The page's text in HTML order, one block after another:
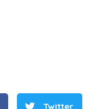
Twitter